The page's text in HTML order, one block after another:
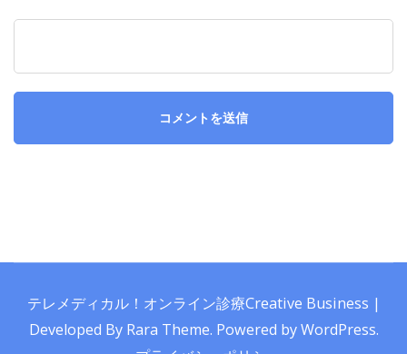
テレメディカル！オンライン診療Creative Business |
Developed By Rara Theme. Powered byWordPress.